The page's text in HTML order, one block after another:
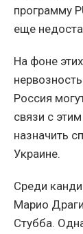
программу
еще
На фоне
Россия
связи с
назначить
Украине.
Среди
Марио
Стубба.